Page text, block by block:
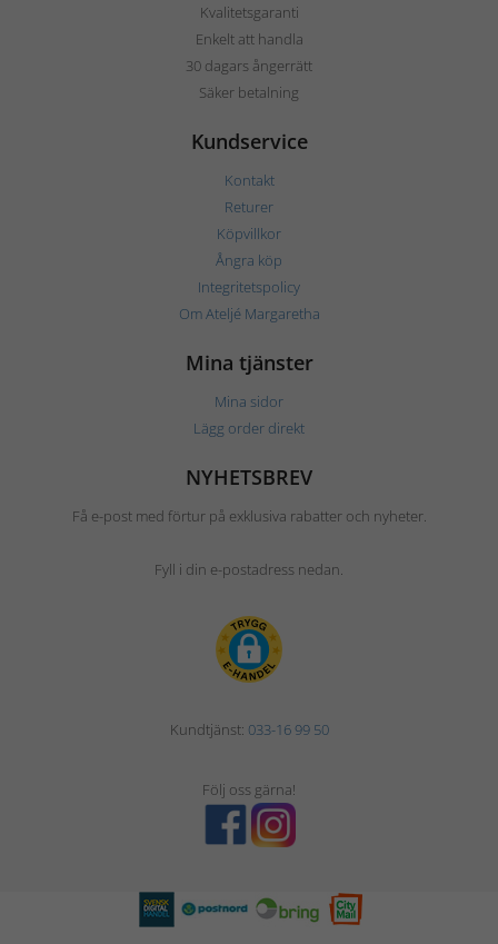
Kvalitetsgaranti
Enkelt att handla
30 dagars ångerrätt
Säker betalning
Kundservice
Kontakt
Returer
Köpvillkor
Ångra köp
Integritetspolicy
Om Ateljé Margaretha
Mina tjänster
Mina sidor
Lägg order direkt
NYHETSBREV
Få e-post med förtur på exklusiva rabatter och nyheter.
Fyll i din e-postadress nedan.
Kundtjänst: 033-16 99 50
Följ oss gärna!